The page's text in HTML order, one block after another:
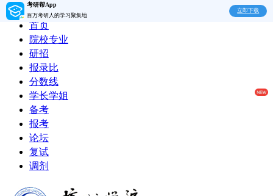
考研帮App
百万考研人的学习聚集地
立即下载
首页
院校专业
研招
报录比
分数线
学长学姐
备考
报考
论坛
复试
调剂